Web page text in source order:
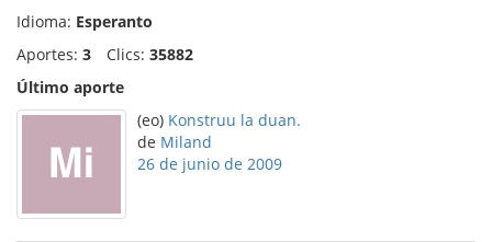
Idioma: Esperanto
Aportes: 3 Clics: 35882
Último aporte
(eo) Konstruu la duan.
de Miland
26 de junio de 2009